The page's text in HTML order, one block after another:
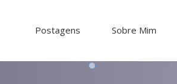
Postagens Sobre Mim